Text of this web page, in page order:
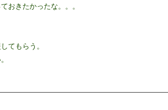
おきたかったな。。。
てもらう。